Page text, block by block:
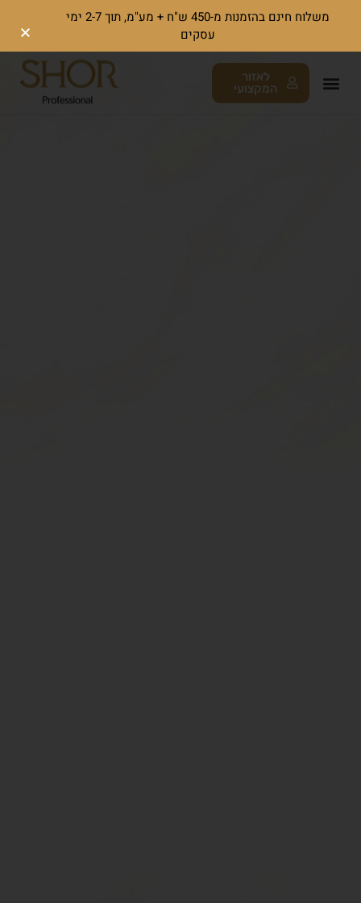
לאזור
המקצועי
משלוח חינם בהזמנות מ-450 ש"ח + מע"מ, תוך 2-7 ימי
עסקים